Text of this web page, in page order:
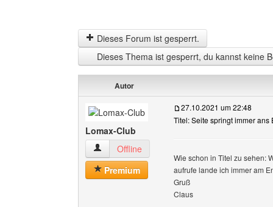
Dieses Forum ist gesperrt.
Dieses Thema ist gesperrt, du kannst keine
Autor
Lomax-Club
Lomax-Club Benutzer-Profile anzeigen
Offline
Premium
27.10.2021 um 22:48
Titel: Seite springt immer ans
Wie schon in Titel zu sehen:
aufrufe lande ich immer am
Gruß
Claus